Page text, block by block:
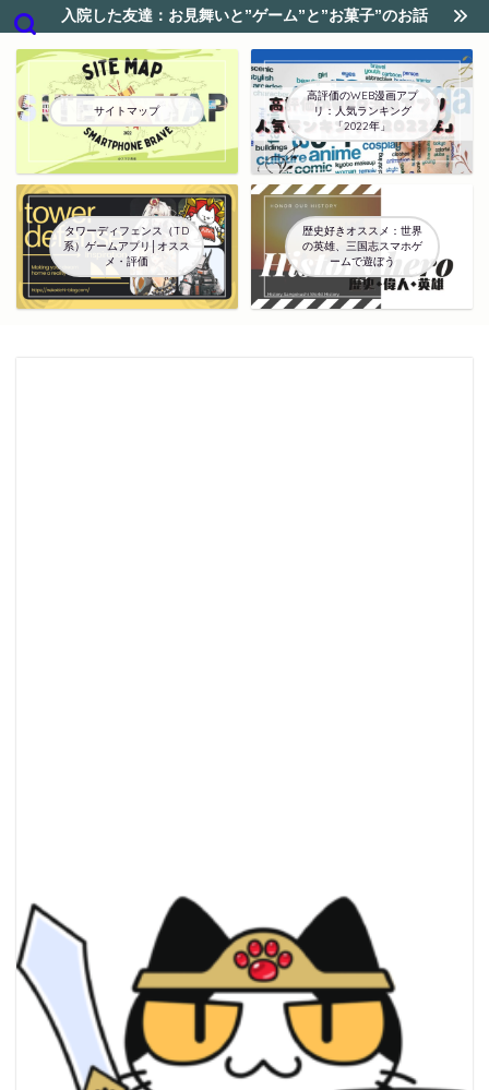
入院した友達：お見舞いと”ゲーム”と”お菓子”のお話
サイトマップ
高評価のWEB漫画アプ
リ：人気ランキング
「2022年」
タワーディフェンス（TD
系）ゲームアプリ│オスス
メ・評価
歴史好きオススメ：世界
の英雄、三国志スマホゲ
ームで遊ぼう